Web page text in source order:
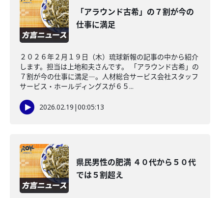
「アラウンド古希」の７割が今の
仕事に満足
２０２６年２月１９日（木）琉球新報の記事の中から紹介
します。担当は上地和夫さんです。 「アラウンド古希」の
７割が今の仕事に満足―。人材総合サービス会社スタッフ
サービス・ホールディングスが６５...
2026.02.19 |00:05:13
県民男性の肥満 ４０代から５０代
では５割超え